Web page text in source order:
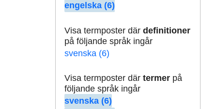
engelska (6)
Visa termposter där definitioner
på följande språk ingår
svenska (6)
Visa termposter där termerpå
följande språk ingår
svenska (6)